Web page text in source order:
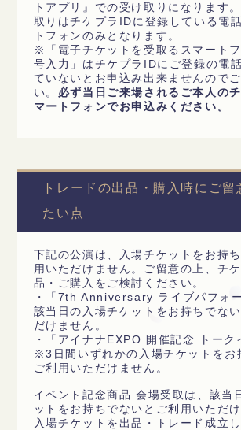
トアプリ』での受け取りになります
取りはチケプラIDに登録している電
トフォンのみとなります。
※「電子チケットを受取るスマート
号入力」はチケプラIDにご登録の電
ていないとお申込み出来ませんので
い。 必ず当日ご来場されるご本人の
マートフォンでお申込みください。
トレードの出品・購入時にご留
たい点
下記の公演は、入場チケットをお持
用いただけません。ご留意の上、チ
品・ご購入をご検討ください。
・「7th Anniversary ライブパフ
該当日の入場チケットをお持ちでな
だけません。
・「アイナナEXPO 開催記念 トー
※3日間いずれかの入場チケットをお
ご利用いただけません。
イベント記念商品 会場受取は、該当
ットをお持ちでないとご利用いただけ
入場チケットを出品・トレード成立し